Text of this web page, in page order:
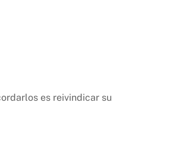
es reivindicar su